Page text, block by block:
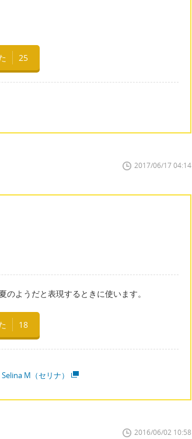
25
2017/06/17 04:14
ようだと表現するときに使います。
18
M（セリナ）
2016/06/02 10:58